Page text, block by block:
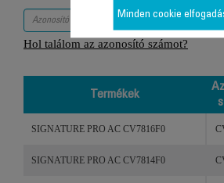
Hol találom az azonosító számot?
Termékek
SIGNATURE PRO AC CV7816F0
SIGNATURE PRO AC CV7814F0
Minden cookie